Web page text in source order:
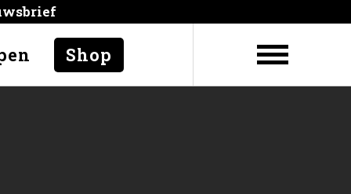
Shop